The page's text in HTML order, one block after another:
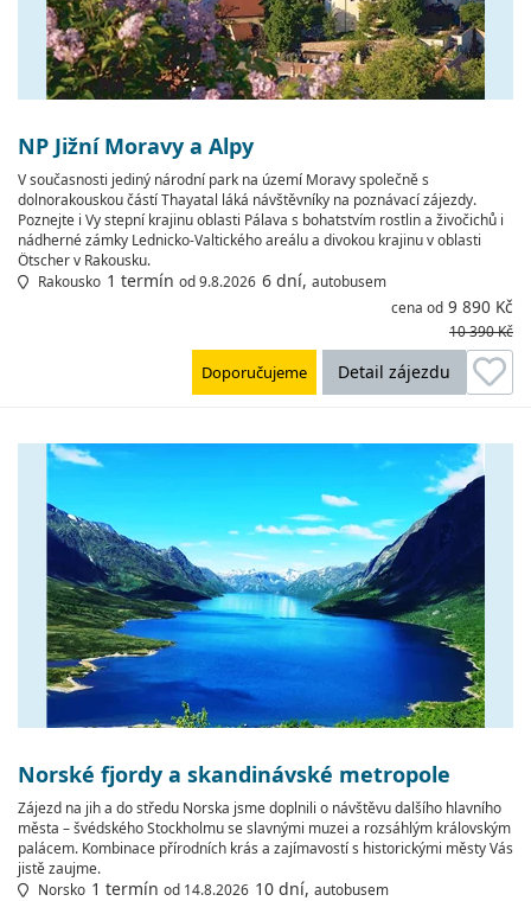
NP Jižní Moravy a Alpy
V současnosti jediný národní park na území Moravy společně s
dolnorakouskou částí Thayatal láká návštěvníky na poznávací zájezdy.
Poznejte i Vy stepní krajinu oblasti Pálava s bohatstvím rostlin a živočichů i
nádherné zámky Lednicko-Valtického areálu a divokou krajinu v oblasti
Ötscher v Rakousku.
Rakousko 1 termín od 9.8.2026 6 dní, autobusem
cena od 9 890 Kč
10 390 Kč
Detail zájezdu
Doporučujeme
Norské fjordy a skandinávské metropole
Zájezd na jih a do středu Norska jsme doplnili o návštěvu dalšího hlavního
města – švédského Stockholmu se slavnými muzei a rozsáhlým královským
palácem. Kombinace přírodních krás a zajímavostí s historickými městy Vás
jistě zaujme.
Norsko 1 termín od 14.8.2026 10 dní, autobusem